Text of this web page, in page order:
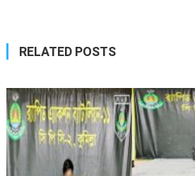
RELATED POSTS